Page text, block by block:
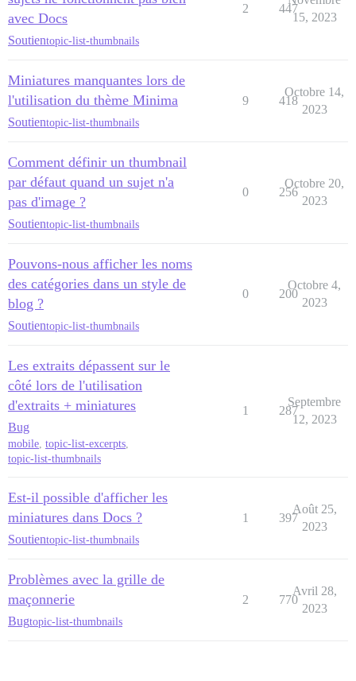
avec Docs
Soutientopic-list-thumbnails
2 447
15, 2023
Miniatures manquantes lors de
l'utilisation du thème Minima
Soutientopic-list-thumbnails
9 418
Octobre 14,
2023
Comment définir un thumbnail
par défaut quand un sujet n'a
pas d'image ?
Soutientopic-list-thumbnails
0 256
Octobre 20,
2023
Pouvons-nous afficher les noms
des catégories dans un style de
blog ?
Soutientopic-list-thumbnails
0 200
Octobre 4,
2023
Les extraits dépassent sur le
côté lors de l'utilisation
d'extraits + miniatures
Bug
mobile, topic-list-excerpts,
topic-list-thumbnails
1 287
Septembre
12, 2023
Est-il possible d'afficher les
miniatures dans Docs ?
Soutientopic-list-thumbnails
1 397
Août 25,
2023
Problèmes avec la grille de
maçonnerie
Bugtopic-list-thumbnails
2 770
Avril 28,
2023